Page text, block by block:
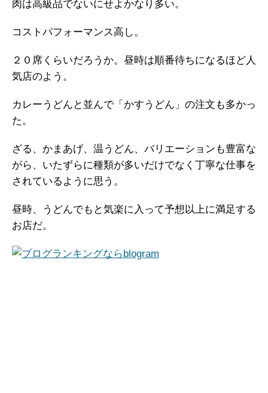
肉は高級品でないにせよかなり多い。
コストパフォーマンス高し。
２０席くらいだろうか。昼時は順番待ちになるほど人
気店のよう。
カレーうどんと並んで「かすうどん」の注文も多かっ
た。
ざる、かまあげ、温うどん、バリエーションも豊富な
がら、いたずらに種類が多いだけでなく丁寧な仕事を
されているように思う。
昼時、うどんでもと気楽に入って予想以上に満足する
お店だ。